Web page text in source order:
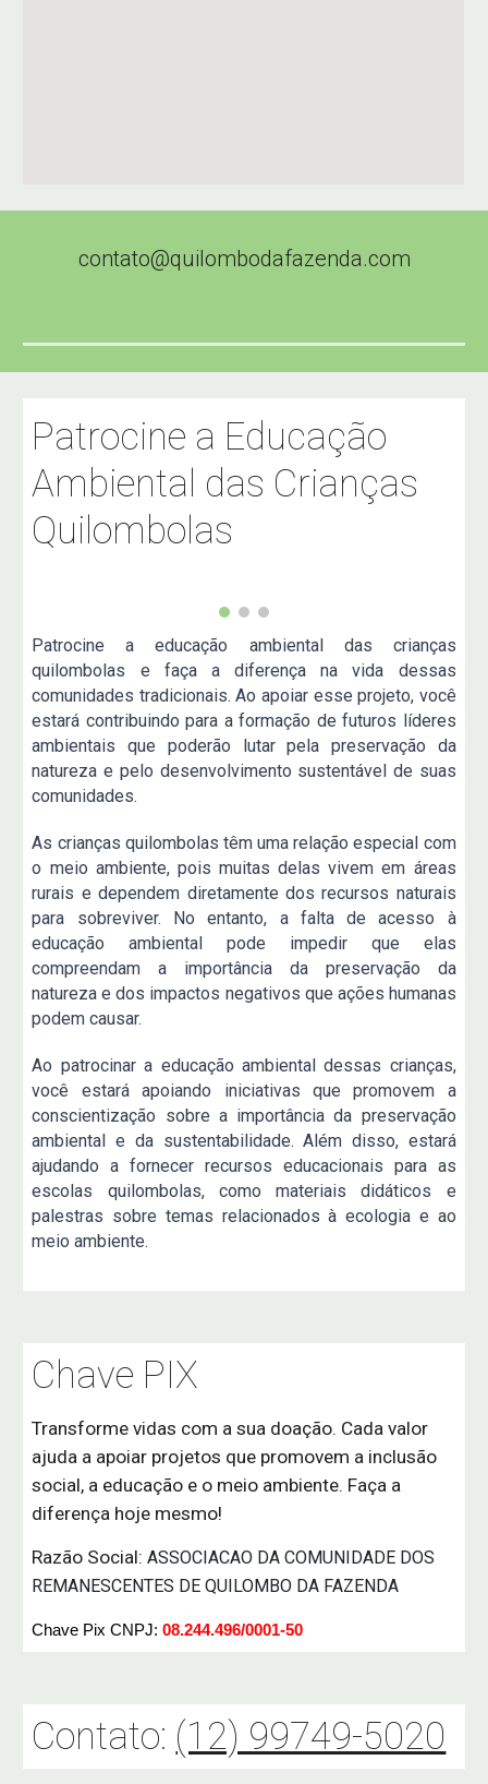
contato@quilombodafazenda.com
Patrocine a Educação
Ambiental das Crianças
Quilombolas
Patrocine a educação ambiental das crianças
quilombolas e faça a diferença na vida dessas
comunidades tradicionais. Ao apoiar esse projeto, você
estará contribuindo para a formação de futuros líderes
ambientais que poderão lutar pela preservação da
natureza e pelo desenvolvimento sustentável de suas
comunidades.
As crianças quilombolas têm uma relação especial com
o meio ambiente, pois muitas delas vivem em áreas
rurais e dependem diretamente dos recursos naturais
para sobreviver. No entanto, a falta de acesso à
educação ambiental pode impedir que elas
compreendam a importância da preservação da
natureza e dos impactos negativos que ações humanas
podem causar.
Ao patrocinar a educação ambiental dessas crianças,
você estará apoiando iniciativas que promovem a
conscientização sobre a importância da preservação
ambiental e da sustentabilidade. Além disso, estará
ajudando a fornecer recursos educacionais para as
escolas quilombolas, como materiais didáticos e
palestras sobre temas relacionados à ecologia e ao
meio ambiente.
Chave PIX
Transforme vidas com a sua doação. Cada valor
ajuda a apoiar projetos que promovem a inclusão
social, a educação e o meio ambiente. Faça a
diferença hoje mesmo!
Razão Social:ASSOCIACAO DA COMUNIDADE DOS
REMANESCENTES DE QUILOMBO DA FAZENDA
Chave Pix CNPJ:08.244.496/0001-50
Contato: (12) 99749-5020